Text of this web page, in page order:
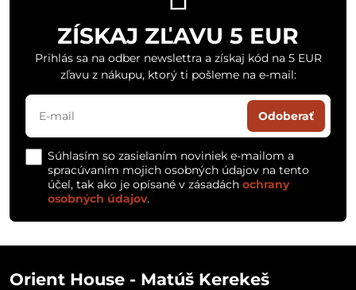
ZÍSKAJ ZĽAVU 5 EUR
Prihlás sa na odber newslettra a získaj kód na 5 EUR
zľavu z nákupu, ktorý ti pošleme na e-mail:
Odoberať
Súhlasím so zasielaním noviniek e-mailom a
spracúvaním mojich osobných údajov na tento
účel, tak ako je opísané v zásadách ochrany
osobných údajov.
Orient House - Matúš Kerekeš